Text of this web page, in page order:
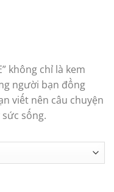
không chỉ là kem
người bạn đồng
viết nên câu chuyện
sống.
Mịn Da Lisse Bling